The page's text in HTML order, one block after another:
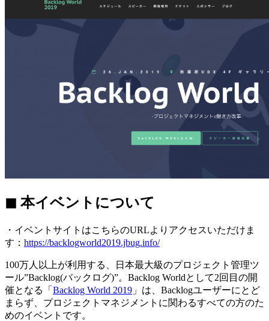
◼︎ 本イベントについて
・イベントサイトはこちらのURLよりアクセスいただけま
す： https://backlogworld2019.jbug.info/
100万人以上が利用する、日本最大級のプロジェクト管理ツ
ール”Backlog(バックログ)”。Backlog Worldとして2回目の開
催となる「 Backlog World 2019 」は、Backlogユーザーにとど
まらず、プロジェクトマネジメントに関わるすべての方のた
めのイベントです。